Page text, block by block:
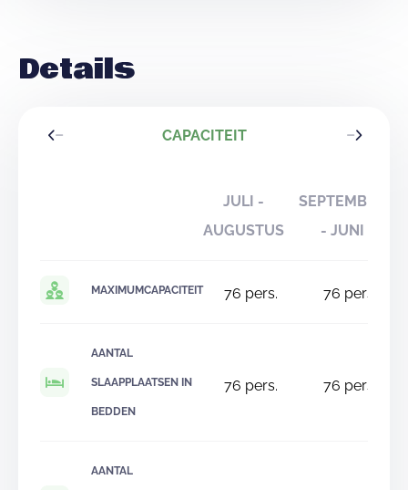
Details
CAPACITEIT
JULI -
AUGUSTUS
SEPTEMBER
- JUNI
MAXIMUMCAPACITEIT 76 pers. 76 pers.
AANTAL
SLAAPPLAATSEN IN
BEDDEN
76 pers. 76 pers.
AANTAL